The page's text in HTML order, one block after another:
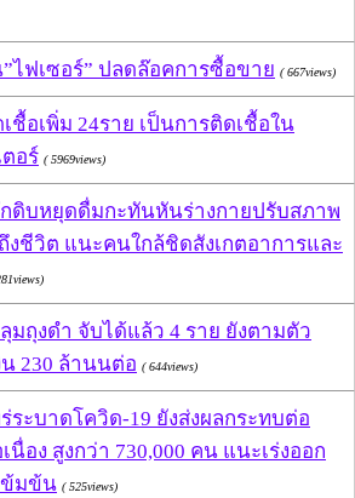
ไฟเซอร์” ปลดล๊อคการซื้อขาย ( 667views)
อเพิ่ม 24ราย เป็นการติดเชื้อใน
อร์ ( 5969views)
ดิบหยุดดื่มกะทันหันร่างกายปรับสภาพ
งชีวิต แนะคนใกล้ชิดสังเกตอาการและ
มถุงดำ จับได้แล้ว 4 ราย ยังตามตัว
230 ล้านนต่อ ( 644views)
ะบาดโควิด-19 ยังส่งผลกระทบต่อ
นื่อง สูงกว่า 730,000 คน แนะเร่งออก
ข้มข้น ( 525views)